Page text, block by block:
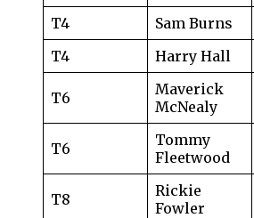
T4 Sam Burns
T4
Harry Hall
T6
Maverick
McNealy
T6
Tommy
Fleetwood
T8
Rickie
Fowler